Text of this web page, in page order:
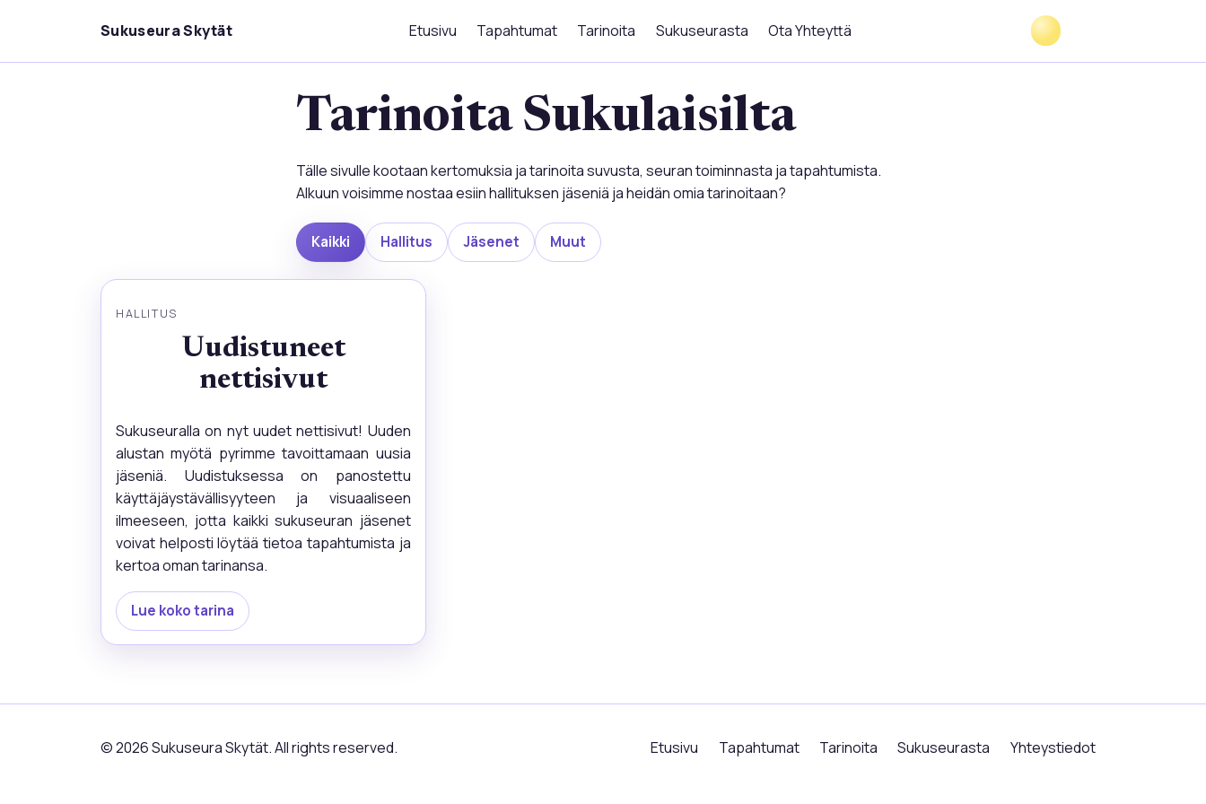
Sukuseura Skytät Etusivu Tapahtumat Tarinoita Sukuseurasta Ota Yhteyttä
Tarinoita Sukulaisilta
Tälle sivulle kootaan kertomuksia ja tarinoita suvusta, seuran toiminnasta ja tapahtumista.
Alkuun voisimme nostaa esiin hallituksen jäseniä ja heidän omia tarinoitaan?
Kaikki Hallitus Jäsenet Muut
HALLITUS
Uudistuneet
nettisivut
Sukuseuralla on nyt uudet nettisivut! Uuden
alustan myötä pyrimme tavoittamaan uusia
jäseniä. Uudistuksessa on panostettu
käyttäjäystävällisyyteen ja visuaaliseen
ilmeeseen, jotta kaikki sukuseuran jäsenet
voivat helposti löytää tietoa tapahtumista ja
kertoa oman tarinansa.
Lue koko tarina
© 2026 Sukuseura Skytät. All rights reserved. Etusivu Tapahtumat Tarinoita Sukuseurasta Yhteystiedot